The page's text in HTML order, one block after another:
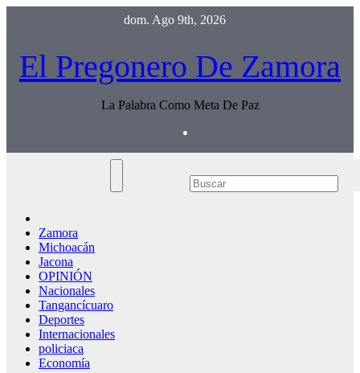
dom. Ago 9th, 2026
El Pregonero De Zamora
La Palabra Como Meta De Paz
Zamora
Michoacán
Jacona
OPINIÓN
Nacionales
Tangancícuaro
Deportes
Internacionales
policiaca
Economía